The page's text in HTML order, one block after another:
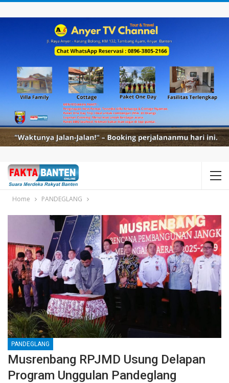
Home PANDEGLANG
PANDEGLANG
Musrenbang RPJMD Usung Delapan
Program Unggulan Pandeglang